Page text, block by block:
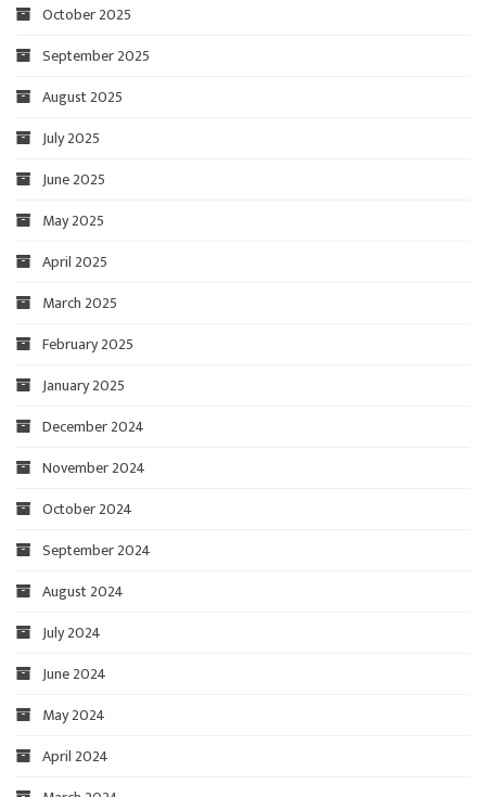
October 2025
September 2025
August 2025
July 2025
June 2025
May 2025
April 2025
March 2025
February 2025
January 2025
December 2024
November 2024
October 2024
September 2024
August 2024
July 2024
June 2024
May 2024
April 2024